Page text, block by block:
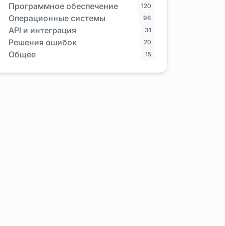
Программное обеспечение 120
Операционные системы 98
API и интеграция 31
Решения ошибок 20
Общее 15